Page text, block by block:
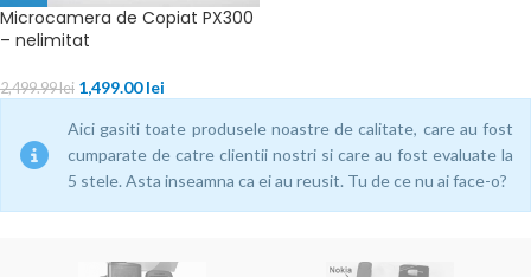
Microcamera de Copiat PX300
– nelimitat
2,499.99lei 1,499.00lei
Aici gasiti toate produsele noastre de calitate, care au fost
cumparate de catre clientii nostri si care au fost evaluate la
5 stele. Asta inseamna ca ei au reusit. Tu de ce nu ai face-o?